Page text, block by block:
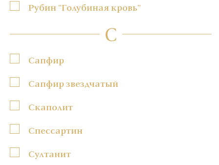
Рубин "Голубиная кровь"
С
Сапфир
Сапфир звездчатый
Скаполит
Спессартин
Султанит